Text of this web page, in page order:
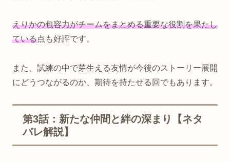
えりかの包容力がチームをまとめる重要な役割を果たし
ている点も好評です。
また、試練の中で芽生える友情が今後のストーリー展開
にどうつながるのか、期待を持たせる回でもあります。
第3話：新たな仲間と絆の深まり【ネタ
バレ解説】